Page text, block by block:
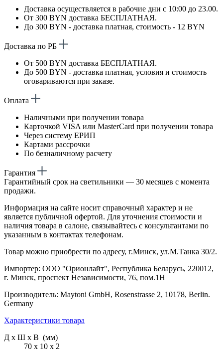
Доставка осуществляется в рабочие дни с 10:00 до 23.00.
От 300 BYN доставка БЕСПЛАТНАЯ.
До 300 BYN - доставка платная, стоимость - 12 BYN
Доставка по РБ
От 500 BYN доставка БЕСПЛАТНАЯ.
До 500 BYN - доставка платная, условия и стоимость
оговариваются при заказе.
Оплата
Наличными при получении товара
Карточкой VISA или MasterCard при получении товара
Через систему ЕРИП
Картами рассрочки
По безналичному расчету
Гарантия
Гарантийный срок на светильники — 30 месяцев с момента
продажи.
Информация на сайте носит справочный характер и не
является публичной офертой. Для уточнения стоимости и
наличия товара в салоне, связывайтесь с консультантами по
указанным в контактах телефонам.
Товар можно приобрести по адресу, г.Минск, ул.М.Танка 30/2.
Импортер: ООО "Орионлайт", Республика Беларусь, 220012,
г. Минск, проспект Независимости, 76, пом.1Н
Производитель: Maytoni GmbH, Rosenstrasse 2, 10178, Berlin.
Germany
Характеристики товара
Д х Ш х В (мм)
70 х 10 х 2